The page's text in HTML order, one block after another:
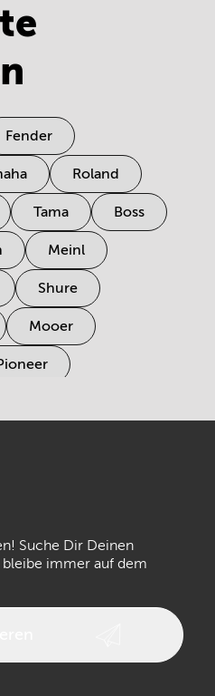
Fender
Roland
Tama Boss
Meinl
Shure
Mooer
Suche Dir Deinen
immer auf dem